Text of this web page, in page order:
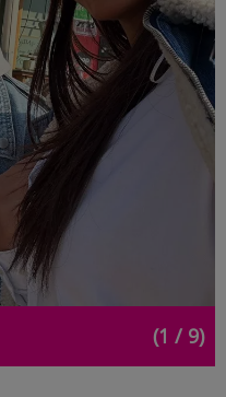
(1 / 9)